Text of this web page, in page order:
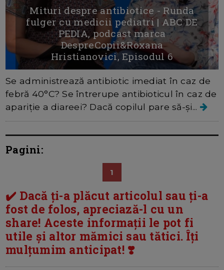
Mituri despre antibiotice - Runda
fulger cu medicii pediatri | ABC DE
PEDIA, podcast marca
DespreCopii&Roxana
Hristianovici, Episodul 6
Se administrează antibiotic imediat în caz de
febră 40°C? Se întrerupe antibioticul în caz de
apariție a diareei? Dacă copilul pare să-și...
Pagini:
1
✔️ Dacă ți-a plăcut articolul sau ți-a
fost de folos, apreciază-l cu un
share! Aceste informații le pot fi
utile și altor mămici sau tătici. Îți
mulțumim anticipat! ❣️